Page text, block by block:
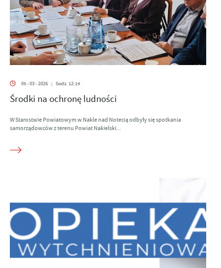
05 - 03 - 2026 | Godz. 12:14
Środki na ochronę ludności
W Starostwie Powiatowym w Nakle nad Notecią odbyły się spotkania
samorządowców z terenu Powiat Nakielski...